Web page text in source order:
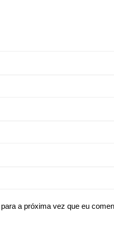
a próxima vez que eu